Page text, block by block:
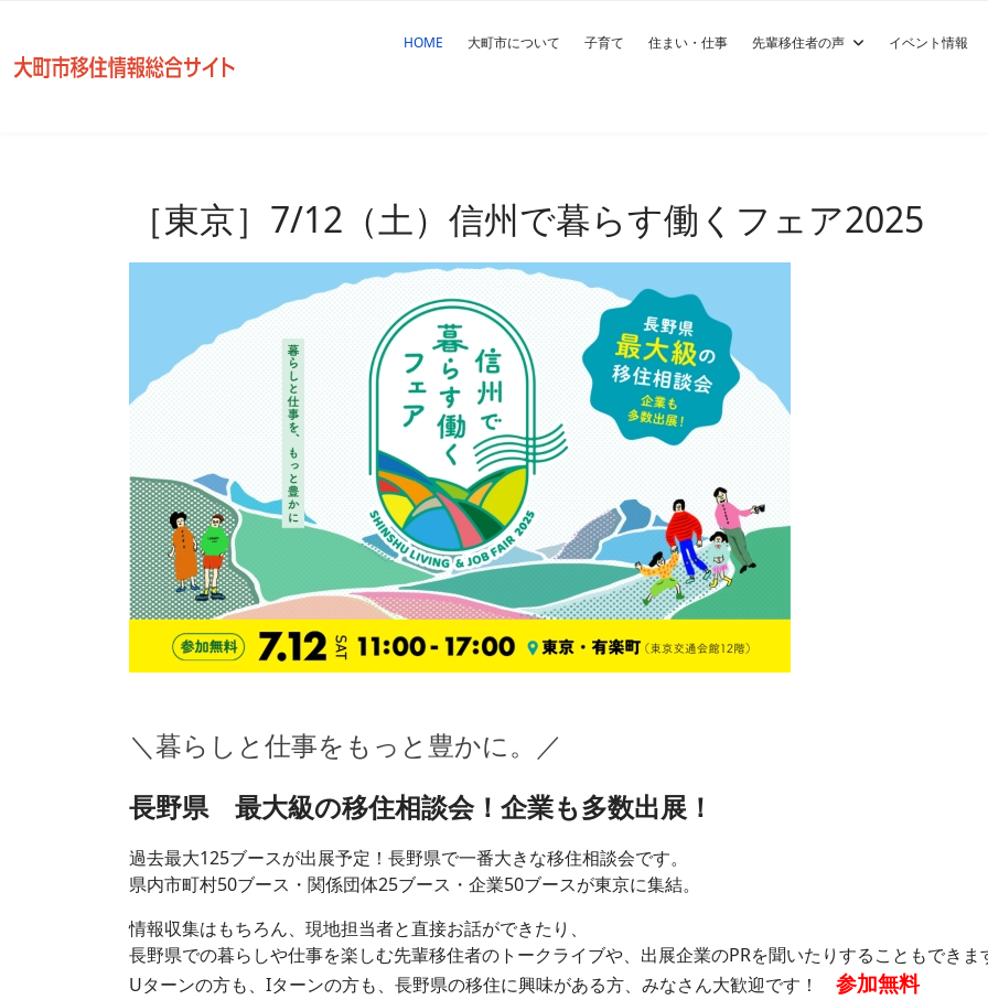
HOME 大町市について 子育て 住まい・仕事 先輩移住者の声 イベント情報
［東京］7/12（土）信州で暮らす働くフェア2025
＼暮らしと仕事をもっと豊かに。
／
長野県 最大級の移住相談会！企業も多数出展！
過去最大125ブースが出展予定！長野県で一番大きな移住相談会です。
県内市町村50ブース・関係団体25ブース・企業50ブースが東京に集結。
情報収集はもちろん、現地担当者と直接お話ができたり、
長野県での暮らしや仕事を楽しむ先輩移住者のトークライブや、出展企業のPRを聞いたりすることもできま
Uターンの方も、Iターンの方も、長野県の移住に興味がある方、みなさん大歓迎です！ 参加無料